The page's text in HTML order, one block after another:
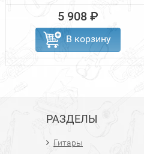
5 908 ₽
В корзину
РАЗДЕЛЫ
Гитары